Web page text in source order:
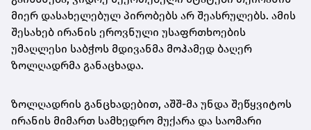
მიერ დასახელებულ პირობებს არ შეასრულებს. ამის
შესახებ ირანის ეროვნული უსაფრთხოების
უმაღლესი საბჭოს მდივანმა მოჰამედ ბაღერ
ზოლღადრმა განაცხადა.
ზოლღადრის განცხადებით, აშშ-მა უნდა შეწყვიტოს
ირანის მიმართ სამხედრო მუქარა და საომარი